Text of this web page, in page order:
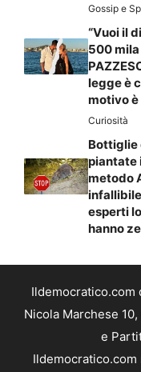
Gossip e
“Vuoi il
500 mila
legge è
motivo è
Curiosità
Bottiglie
piantate
metodo
esperti
hanno
Ildemocratico.com
Nicola Marchese
e